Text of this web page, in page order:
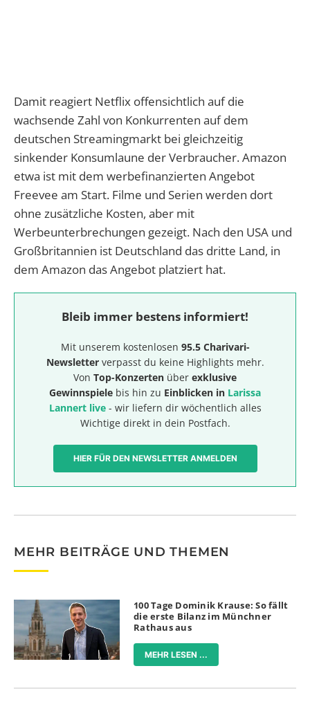
Damit reagiert Netflix offensichtlich auf die
wachsende Zahl von Konkurrenten auf dem
deutschen Streamingmarkt bei gleichzeitig
sinkender Konsumlaune der Verbraucher. Amazon
etwa ist mit dem werbefinanzierten Angebot
Freevee am Start. Filme und Serien werden dort
ohne zusätzliche Kosten, aber mit
Werbeunterbrechungen gezeigt. Nach den USA und
Großbritannien ist Deutschland das dritte Land, in
dem Amazon das Angebot platziert hat.
Bleib immer bestens informiert!
Mit unserem kostenlosen 95.5 Charivari-
Newsletterverpasst du keine Highlights mehr.
Von Top-Konzerten über exklusive
Gewinnspiele bis hin zu Einblicken in Larissa
Lannert live- wir liefern dir wöchentlich alles
Wichtige direkt in dein Postfach.
HIER FÜR DEN NEWSLETTER ANMELDEN
MEHR BEITRÄGE UND THEMEN
100 Tage Dominik Krause: So fällt
die erste Bilanz im Münchner
Rathaus aus
MEHR LESEN ...